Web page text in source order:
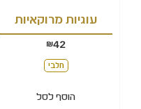
עוגיות מרוקאיות
42
₪
חלבי
הוסף לסל